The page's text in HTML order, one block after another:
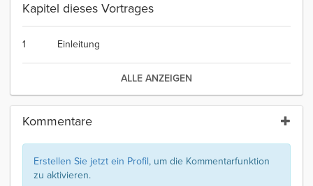
Kapitel dieses Vortrages
1 Einleitung
ALLE ANZEIGEN
Kommentare
Erstellen Sie jetzt ein Profil, um die Kommentarfunktion
zu aktivieren.